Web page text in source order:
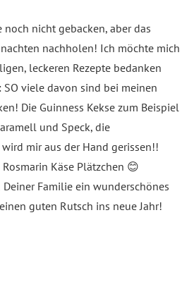
noch nicht gebacken, aber das
nachholen! Ich möchte mich
leckeren Rezepte bedanken
viele davon sind bei meinen
Die Guinness Kekse zum Beispiel
und Speck, die
mir aus der Hand gerissen!!
Käse Plätzchen 😊
Familie ein wunderschönes
guten Rutsch ins neue Jahr!